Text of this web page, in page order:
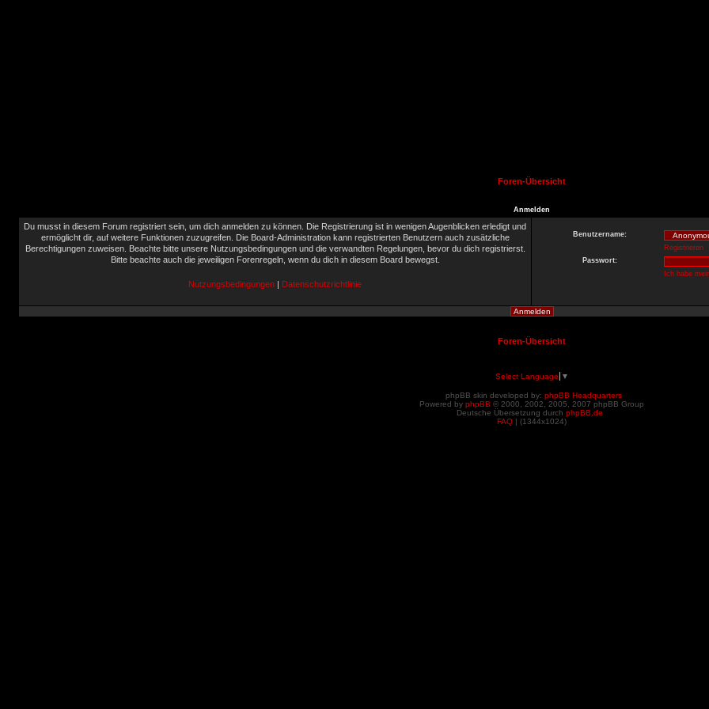
Foren-Übersicht
Anmelden
Du musst in diesem Forum registriert sein, um dich anmelden zu können. Die Registrierung ist in wenigen Augenblicken erledigt und
ermöglicht dir, auf weitere Funktionen zuzugreifen. Die Board-Administration kann registrierten Benutzern auch zusätzliche
Berechtigungen zuweisen. Beachte bitte unsere Nutzungsbedingungen und die verwandten Regelungen, bevor du dich registrierst.
Bitte beachte auch die jeweiligen Forenregeln, wenn du dich in diesem Board bewegst.
Nutzungsbedingungen | Datenschutzrichtlinie
Benutzername:
Registrieren
Passwort:
Ich habe
Foren-Übersicht
Select Language ▼
phpBB skin developed by: phpBB Headquarters
Powered by phpBB © 2000, 2002, 2005, 2007 phpBB Group
Deutsche Übersetzung durch phpBB.de
FAQ | (1344x1024)